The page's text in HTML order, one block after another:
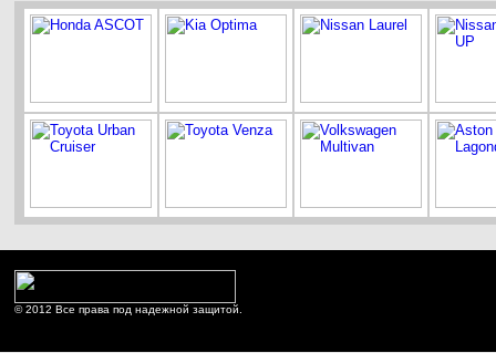
© 2012 Все права под надежной защитой.